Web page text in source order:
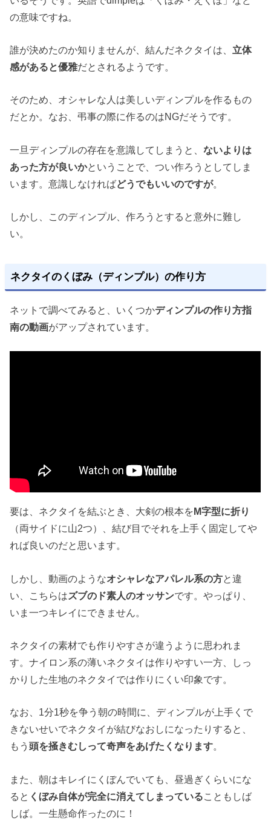
の意味ですね。
誰が決めたのか知りませんが、結んだネクタイは、 立体
感があると優雅だとされるようです。
そのため、オシャレな人は美しいディンプルを作るもの
だとか。なお、弔事の際に作るのはNGだそうです。
一旦ディンプルの存在を意識してしまうと、ないよりは
あった方が良いかということで、つい作ろうとしてしま
います。意識しなければどうでもいいのですが。
しかし、このディンプル、作ろうとすると意外に難し
い。
ネクタイのくぼみ（ディンプル）の作り方
ネットで調べてみると、いくつかディンプルの作り方指
南の動画がアップされています。
要は、ネクタイを結ぶとき、大剣の根本をM字型に折り
（両サイドに山2つ）、結び目でそれを上手く固定してや
れば良いのだと思います。
しかし、動画のようなオシャレなアパレル系の方と違
い、こちらはズブのド素人のオッサンです。やっぱり、
いま一つキレイにできません。
ネクタイの素材でも作りやすさが違うように思われま
す。ナイロン系の薄いネクタイは作りやすい一方、しっ
かりした生地のネクタイでは作りにくい印象です。
なお、1分1秒を争う朝の時間に、ディンプルが上手くで
きないせいでネクタイが結びなおしになったりすると、
もう頭を掻きむしって奇声をあげたくなります。
また、朝はキレイにくぼんでいても、昼過ぎくらいにな
ると くぼみ自体が完全に消えてしまっていることもしば
しば。一生懸命作ったのに！